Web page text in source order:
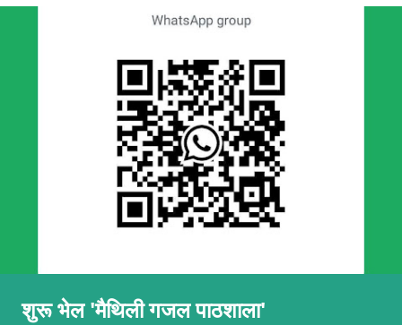
शुरू भेल 'मैथिली गजल पाठशाला'